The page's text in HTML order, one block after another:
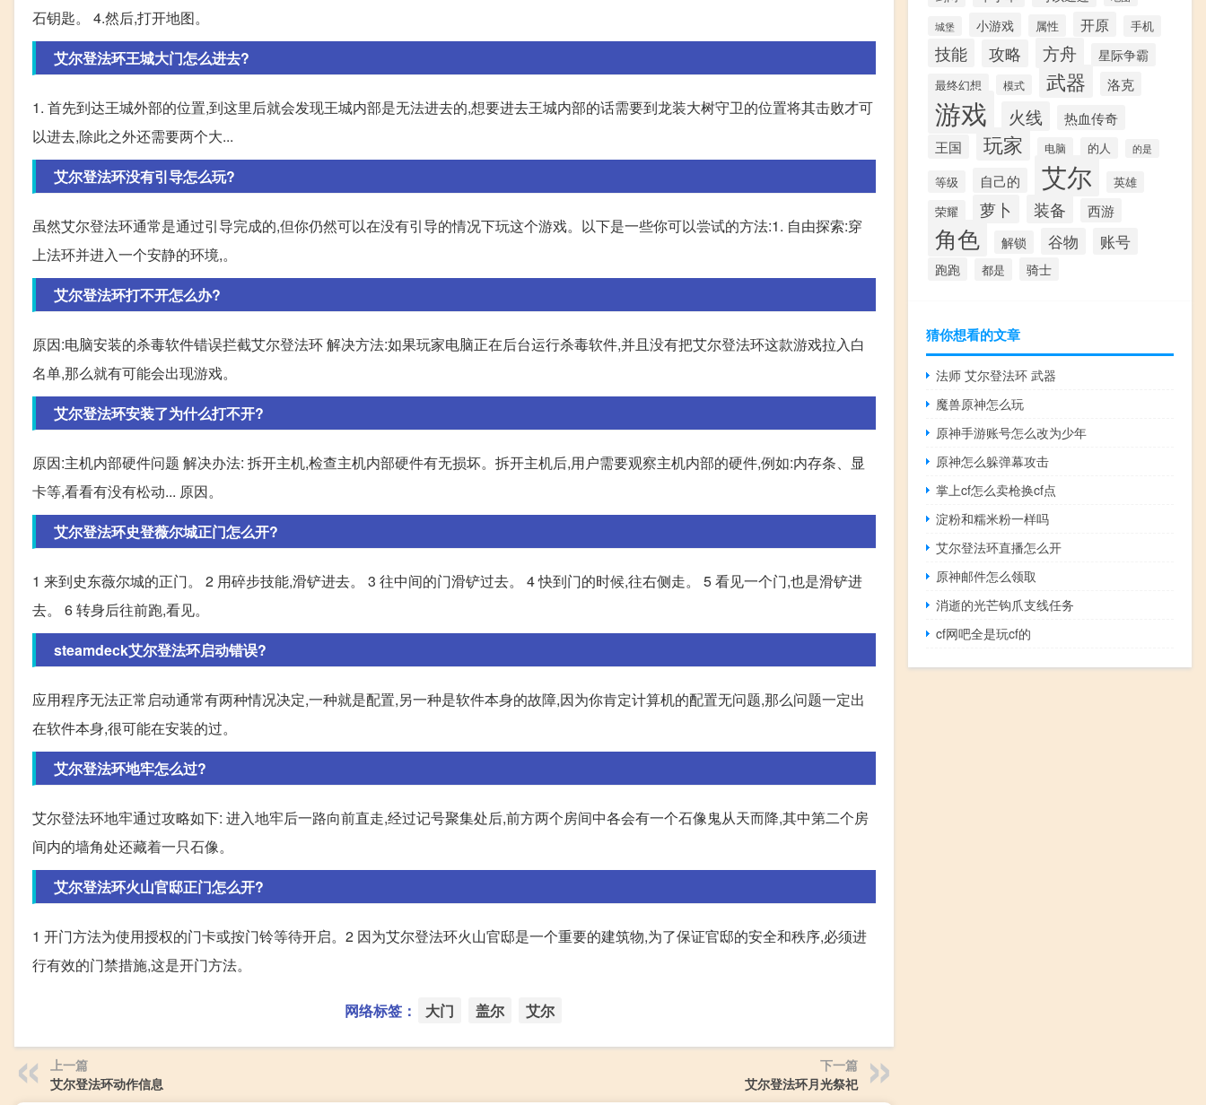
石钥匙。 4.然后,打开地图。
艾尔登法环王城大门怎么进去?
1. 首先到达王城外部的位置,到这里后就会发现王城内部是无法进去的,想要进去王城内部的话需要到龙装大树守卫的位置将其击败才可
以进去,除此之外还需要两个大...
艾尔登法环没有引导怎么玩?
虽然艾尔登法环通常是通过引导完成的,但你仍然可以在没有引导的情况下玩这个游戏。以下是一些你可以尝试的方法:1. 自由探索:穿
上法环并进入一个安静的环境,。
艾尔登法环打不开怎么办?
原因:电脑安装的杀毒软件错误拦截艾尔登法环 解决方法:如果玩家电脑正在后台运行杀毒软件,并且没有把艾尔登法环这款游戏拉入白
名单,那么就有可能会出现游戏。
艾尔登法环安装了为什么打不开?
原因:主机内部硬件问题 解决办法: 拆开主机,检查主机内部硬件有无损坏。拆开主机后,用户需要观察主机内部的硬件,例如:内存条、显
卡等,看看有没有松动... 原因。
艾尔登法环史登薇尔城正门怎么开?
1 来到史东薇尔城的正门。 2 用碎步技能,滑铲进去。 3 往中间的门滑铲过去。 4 快到门的时候,往右侧走。 5 看见一个门,也是滑铲进
去。 6 转身后往前跑,看见。
steamdeck艾尔登法环启动错误?
应用程序无法正常启动通常有两种情况决定,一种就是配置,另一种是软件本身的故障,因为你肯定计算机的配置无问题,那么问题一定出
在软件本身,很可能在安装的过。
艾尔登法环地牢怎么过?
艾尔登法环地牢通过攻略如下: 进入地牢后一路向前直走,经过记号聚集处后,前方两个房间中各会有一个石像鬼从天而降,其中第二个房
间内的墙角处还藏着一只石像。
艾尔登法环火山官邸正门怎么开?
1 开门方法为使用授权的门卡或按门铃等待开启。2 因为艾尔登法环火山官邸是一个重要的建筑物,为了保证官邸的安全和秩序,必须进
行有效的门禁措施,这是开门方法。
网络标签： 大门 盖尔 艾尔
上一篇
艾尔登法环动作信息
下一篇
艾尔登法环月光祭祀
城堡 小游戏 属性 开原 手机
技能 攻略 方舟 星际争霸
最终幻想 模式 武器 洛克
游戏 火线 热血传奇
王国 玩家 电脑 的人 的是
等级 自己的 艾尔 英雄
荣耀 萝卜 装备 西游
角色 解锁 谷物 账号
跑跑 都是 骑士
猜你想看的文章
法师 艾尔登法环 武器
魔兽原神怎么玩
原神手游账号怎么改为少年
原神怎么躲弹幕攻击
掌上cf怎么卖枪换cf点
淀粉和糯米粉一样吗
艾尔登法环直播怎么开
原神邮件怎么领取
消逝的光芒钩爪支线任务
cf网吧全是玩cf的